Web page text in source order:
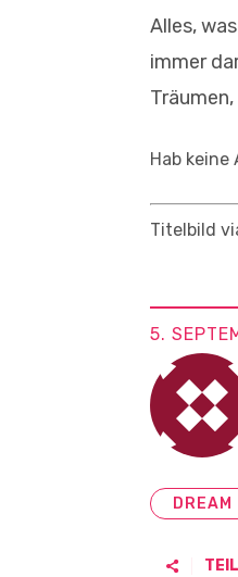
Alles,
immer
Hab
Titelbild
5.
DREAM